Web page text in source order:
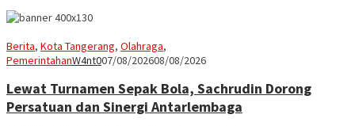
Berita, Kota Tangerang, Olahraga,
PemerintahanW4nt007/08/202608/08/2026
Lewat Turnamen Sepak Bola, Sachrudin Dorong
Persatuan dan Sinergi Antarlembaga